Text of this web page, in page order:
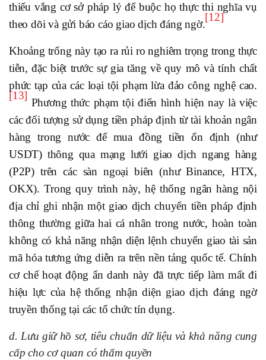
thiếu vắng cơ sở pháp lý để buộc họ thực thi nghĩa vụ
theo dõi và gửi báo cáo giao dịch đáng ngờ.
[12]
Khoảng trống này tạo ra rủi ro nghiêm trọng trong thực
tiễn, đặc biệt trước sự gia tăng về quy mô và tính chất
phức tạp của các loại tội phạm lừa đảo công nghệ cao.
[13]
Phương thức phạm tội điển hình hiện nay là việc
các đối tượng sử dụng tiền pháp định từ tài khoản ngân
hàng trong nước để mua đồng tiền ổn định (như
USDT) thông qua mạng lưới giao dịch ngang hàng
(P2P) trên các sàn ngoại biên (như Binance, HTX,
OKX). Trong quy trình này, hệ thống ngân hàng nội
địa chỉ ghi nhận một giao dịch chuyển tiền pháp định
thông thường giữa hai cá nhân trong nước, hoàn toàn
không có khả năng nhận diện lệnh chuyển giao tài sản
mã hóa tương ứng diễn ra trên nền tảng quốc tế. Chính
cơ chế hoạt động ẩn danh này đã trực tiếp làm mất đi
hiệu lực của hệ thống nhận diện giao dịch đáng ngờ
truyền thống tại các tổ chức tín dụng.
d. Lưu giữ hồ sơ, tiêu chuẩn dữ liệu và khả năng cung
cấp cho cơ quan có thẩm quyền